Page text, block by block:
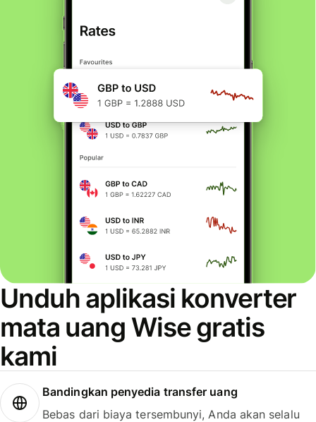
Unduh aplikasi konverter
mata uang Wise gratis
kami
Bandingkan penyedia transfer uang
Bebas dari biaya tersembunyi, Anda akan selalu